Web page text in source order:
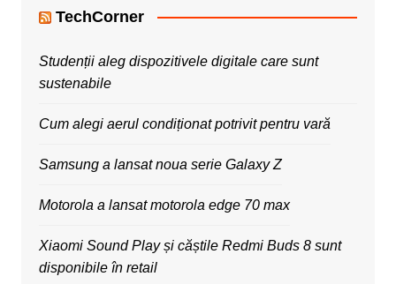
TechCorner
Studenții aleg dispozitivele digitale care sunt
sustenabile
Cum alegi aerul condiționat potrivit pentru vară
Samsung a lansat noua serie Galaxy Z
Motorola a lansat motorola edge 70 max
Xiaomi Sound Play și căștile Redmi Buds 8 sunt
disponibile în retail